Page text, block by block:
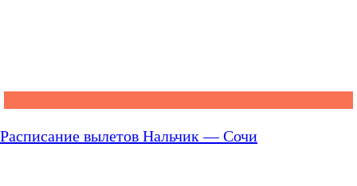
Расписание вылетов Нальчик — Сочи